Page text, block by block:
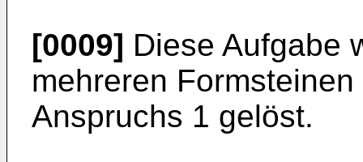
[0009] Diese Aufgabe
mehreren
Anspruchs 1 gelöst.